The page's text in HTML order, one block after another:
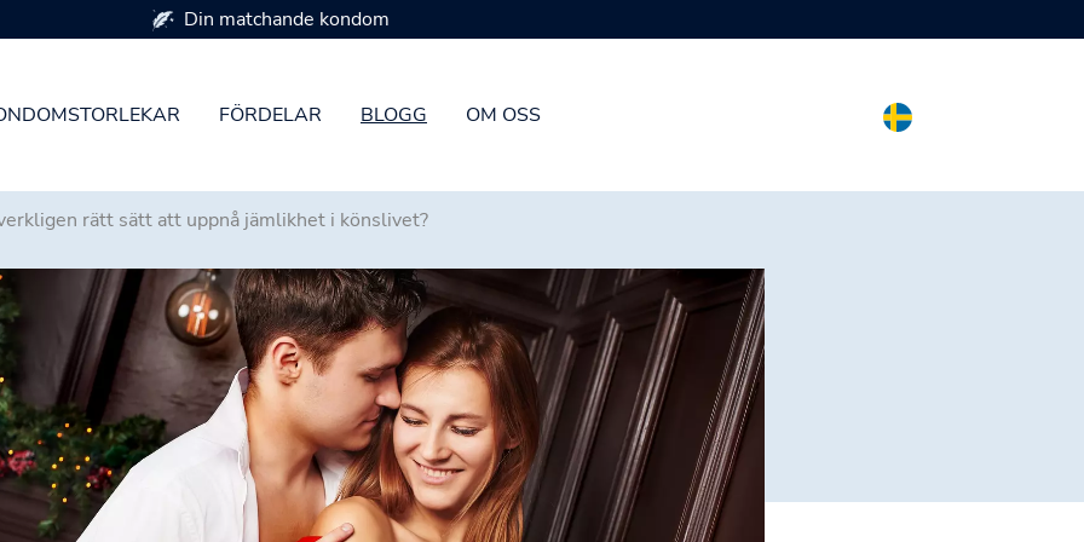
FÖRDELAR BLOGG OM OSS
Finns i 7 kondomstorlekar
rätt sätt att uppnå jämlikhet i könslivet?